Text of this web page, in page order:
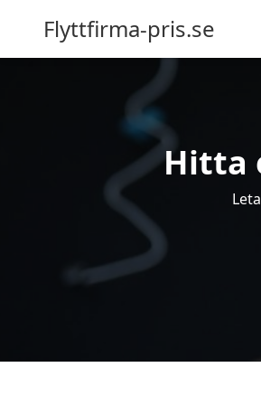
Flyttfirma-pris.se
Hitta